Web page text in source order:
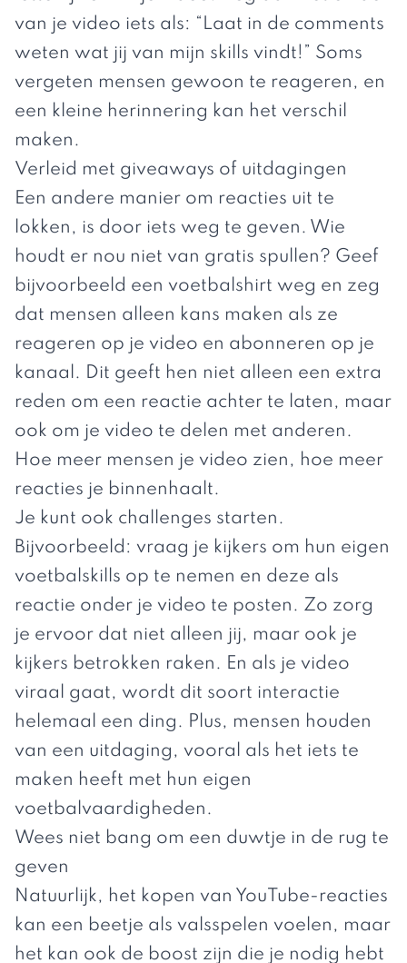
van je video iets als: “Laat in de comments
weten wat jij van mijn skills vindt!” Soms
vergeten mensen gewoon te reageren, en
een kleine herinnering kan het verschil
maken.
Verleid met giveaways of uitdagingen
Een andere manier om reacties uit te
lokken, is door iets weg te geven. Wie
houdt er nou niet van gratis spullen? Geef
bijvoorbeeld een voetbalshirt weg en zeg
dat mensen alleen kans maken als ze
reageren op je video en abonneren op je
kanaal. Dit geeft hen niet alleen een extra
reden om een reactie achter te laten, maar
ook om je video te delen met anderen.
Hoe meer mensen je video zien, hoe meer
reacties je binnenhaalt.
Je kunt ook challenges starten.
Bijvoorbeeld: vraag je kijkers om hun eigen
voetbalskills op te nemen en deze als
reactie onder je video te posten. Zo zorg
je ervoor dat niet alleen jij, maar ook je
kijkers betrokken raken. En als je video
viraal gaat, wordt dit soort interactie
helemaal een ding. Plus, mensen houden
van een uitdaging, vooral als het iets te
maken heeft met hun eigen
voetbalvaardigheden.
Wees niet bang om een duwtje in de rug te
geven
Natuurlijk, het kopen van YouTube-reacties
kan een beetje als valsspelen voelen, maar
het kan ook de boost zijn die je nodig hebt